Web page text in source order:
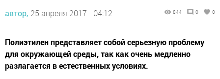
автор, 25 апреля 2017 - 04:12 844 0 0
Полиэтилен представляет собой серьезную проблему
для окружающей среды, так как очень медленно
разлагается в естественных условиях.